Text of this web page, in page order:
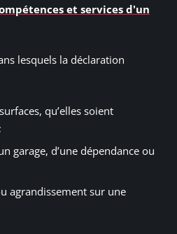
et services d'un
lesquels la déclaration
qu’elles soient
garage, d’une dépendance ou
agrandissement sur une